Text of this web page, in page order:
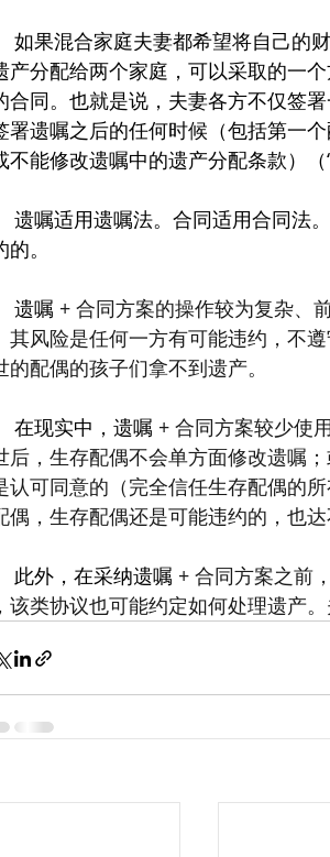
产分配给两个家庭，可以采取的一
合同。也就是说，夫妻各方不仅签
署遗嘱之后的任何时候（包括第一
不能修改遗嘱中的遗产分配条款）（
。
	遗嘱
+ 合同方案的操作较为复杂、
其风险是任何一方有可能违约，不
的配偶的孩子们拿不到遗产。
	在现实中，遗嘱
+ 合同方案较少使
后，生存配偶不会单方面修改遗嘱
认可同意的（完全信任生存配偶的
偶，生存配偶还是可能违约的，也达
	此外，在采纳遗嘱
+ 合同方案之前
该类协议也可能约定如何处理遗产